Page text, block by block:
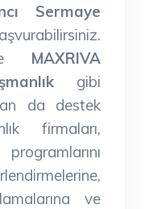
Sermaye
MAXRIVA
gibi
da destek
firmaları,
ve